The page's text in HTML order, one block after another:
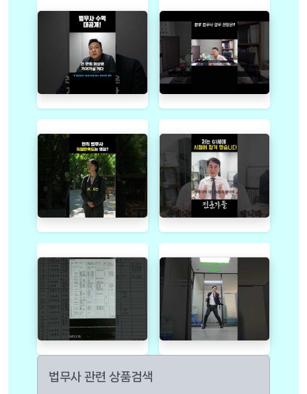
법무사 관련 상품검색